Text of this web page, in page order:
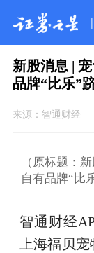
|
新股消息 |
品牌“比乐”
来源： 智通财经
（原标题：
自有品牌“比
智通财经
上海福贝